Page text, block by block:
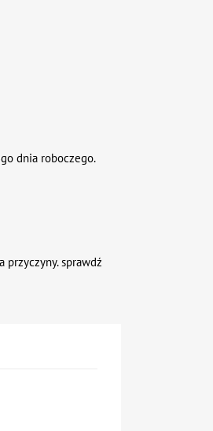
dnia roboczego.
sprawdź